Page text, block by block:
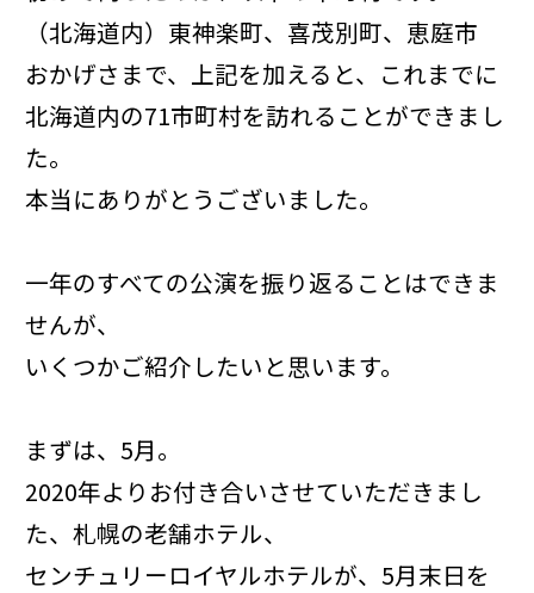
（北海道内）東神楽町、喜茂別町、恵庭市
おかげさまで、上記を加えると、これまでに
北海道内の71市町村を訪れることができまし
た。
本当にありがとうございました。
一年のすべての公演を振り返ることはできま
せんが、
いくつかご紹介したいと思います。
まずは、5月。
2020年よりお付き合いさせていただきまし
た、札幌の老舗ホテル、
センチュリーロイヤルホテルが、5月末日を